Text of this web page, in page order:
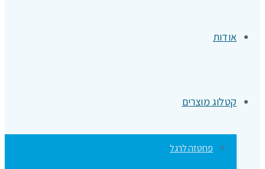
אודות
קטלוג מוצרים
פרוטזה לרגל